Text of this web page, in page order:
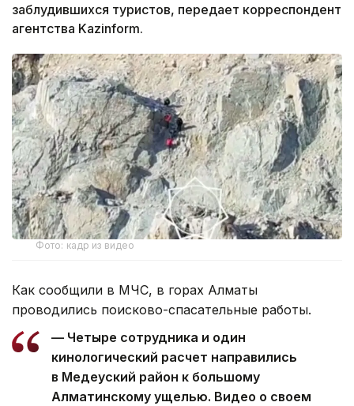
заблудившихся туристов, передает корреспондент
агентства Kazinform.
Фото: кадр из видео
Как сообщили в МЧС, в горах Алматы
проводились поисково-спасательные работы.
— Четыре сотрудника и один
кинологический расчет направились
в Медеуский район к большому
Алматинскому ущелью. Видео о своем